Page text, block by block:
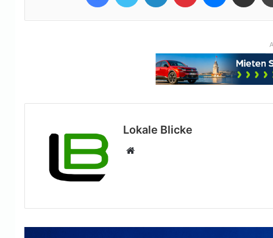
Lokale Blicke
Webseite